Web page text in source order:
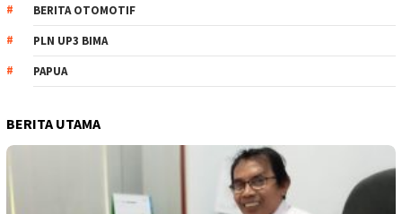
BERITA OTOMOTIF
PLN UP3 BIMA
PAPUA
BERITA UTAMA